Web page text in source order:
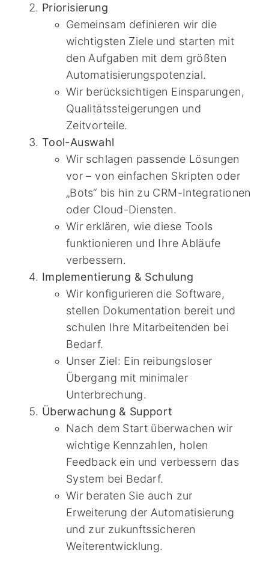
Priorisierung
Gemeinsam definieren wir die
wichtigsten Ziele und starten mit
den Aufgaben mit dem größten
Automatisierungspotenzial.
Wir berücksichtigen Einsparungen,
Qualitätssteigerungen und
Zeitvorteile.
Tool-Auswahl
Wir schlagen passende Lösungen
vor – von einfachen Skripten oder
„Bots“ bis hin zu CRM-Integrationen
oder Cloud-Diensten.
Wir erklären, wie diese Tools
funktionieren und Ihre Abläufe
verbessern.
Implementierung & Schulung
Wir konfigurieren die Software,
stellen Dokumentation bereit und
schulen Ihre Mitarbeitenden bei
Bedarf.
Unser Ziel: Ein reibungsloser
Übergang mit minimaler
Unterbrechung.
Überwachung & Support
Nach dem Start überwachen wir
wichtige Kennzahlen, holen
Feedback ein und verbessern das
System bei Bedarf.
Wir beraten Sie auch zur
Erweiterung der Automatisierung
und zur zukunftssicheren
Weiterentwicklung.